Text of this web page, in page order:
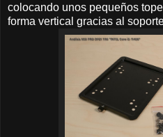
colocando unos pequeños
forma vertical gracias al